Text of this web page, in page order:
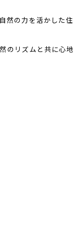
然の力を活かした住
のリズムと共に心地